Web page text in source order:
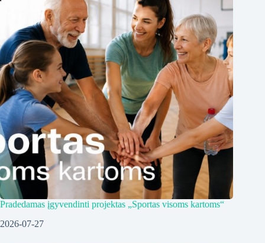
Pradedamas įgyvendinti projektas „Sportas visoms kartoms“
2026-07-27